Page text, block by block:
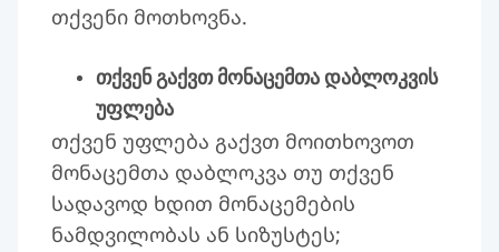
თქვენი მოთხოვნა.
თქვენ გაქვთ მონაცემთა დაბლოკვის
უფლება
თქვენ უფლება გაქვთ მოითხოვოთ
მონაცემთა დაბლოკვა თუ თქვენ
სადავოდ ხდით მონაცემების
ნამდვილობას ან სიზუსტეს;